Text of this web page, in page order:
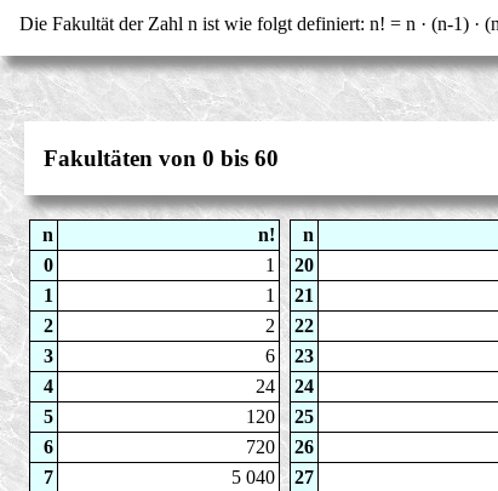
Die Fakultät der Zahl n ist wie folgt definiert: n! = n · (n-1) ·
Fakultäten von 0 bis 60
n
n!
0
1
1
1
2
2
3
6
4
24
5
120
6
720
7
5 040
n
20
21
22
23
24
25
26
27